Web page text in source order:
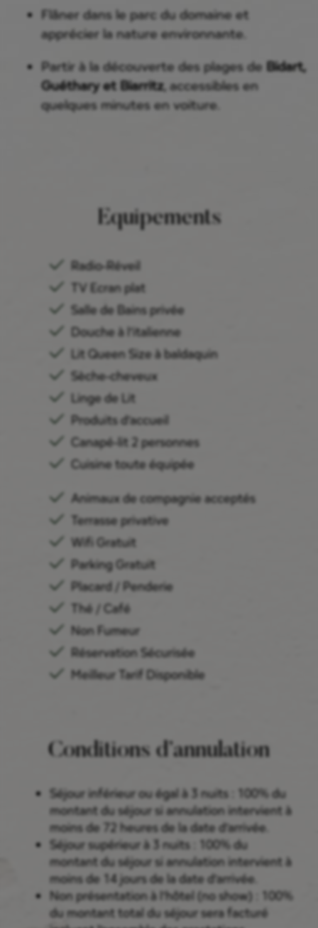
Flâner dans le parc du domaine et
apprécier la nature environnante.
Partir à la découverte des plages de Bidart,
Guéthary et Biarritz, accessibles en
quelques minutes en voiture.
Equipements
Radio-Réveil
TV Ecran plat
Salle de Bains privée
Douche à l’italienne
Lit Queen Size à baldaquin
Sèche-cheveux
Linge de Lit
Produits d’accueil
Canapé-lit 2 personnes
Cuisine toute équipée
Animaux de compagnie acceptés
Terrasse privative
Wifi Gratuit
Parking Gratuit
Placard / Penderie
Thé / Café
Non Fumeur
Réservation Sécurisée
Meilleur Tarif Disponible
Conditions d’annulation
Séjour inférieur ou égal à 3 nuits : 100% du
montant du séjour si annulation intervient à
moins de 72 heures de la date d’arrivée.
Séjour supérieur à 3 nuits : 100% du
montant du séjour si annulation intervient à
moins de 14 jours de la date d’arrivée.
Non présentation à l’hôtel (no show) : 100%
du montant total du séjour sera facturé